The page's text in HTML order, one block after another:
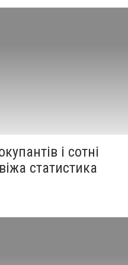
і сотні
статистика